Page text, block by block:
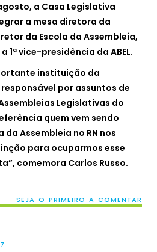
a Casa Legislativa
a mesa diretora da
da Escola da Assembleia,
1ª vice-presidência da ABEL.
instituição da
por assuntos de
Legislativas do
quem vem sendo
Assembleia no RN nos
para ocuparmos esse
comemora Carlos Russo.
SEJA O PRIMEIRO A COMENTAR